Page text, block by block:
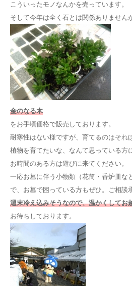
こういったモノなんかを売っています。
そして今年は全く石とは関係ありません
金のなる木
をお手頃価格で販売しております。
耐寒性はない様ですが、育てるのはそれ
植物を育てたいな、なんて思っている方
お時間のある方は遊びに来てください。
一応お墓に伴う小物類（花筒・香炉皿な
で、お墓で困っている方もぜひ。ご相談
週末冷え込みそうなので、温かくしてお
お待ちしております。